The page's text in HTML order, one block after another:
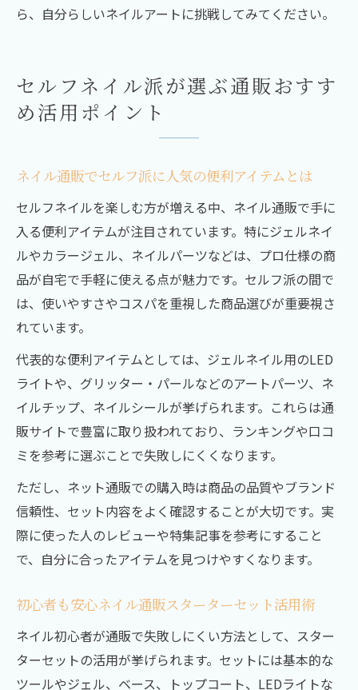
ら、自分らしいネイルアートに挑戦してみてください。
セルフネイル派が選ぶ通販おすす
め活用ポイント
ネイル通販でセルフ派に人気の便利アイテムとは
セルフネイルを楽しむ方が増える中、ネイル通販で手に
入る便利アイテムが注目されています。特にジェルネイ
ルやカラージェル、ネイルパーツなどは、プロ仕様の商
品が自宅で手軽に使える点が魅力です。セルフ派の間で
は、使いやすさやコスパを重視した商品選びが重要視さ
れています。
代表的な便利アイテムとしては、ジェルネイル用のLED
ライトや、グリッター・パールなどのアートパーツ、ネ
イルチップ、ネイルシールが挙げられます。これらは通
販サイトで豊富に取り扱われており、ランキングや口コ
ミを参考に選ぶことで失敗しにくくなります。
ただし、ネット通販での購入時は商品の品質やブランド
信頼性、セット内容をよく確認することが大切です。実
際に使った人のレビューや特集記事を参考にすること
で、自分に合ったアイテムを見つけやすくなります。
初心者も安心ネイル通販スターターセット活用術
ネイル初心者が通販で失敗しにくい方法として、スター
ターセットの活用が挙げられます。セットには基本的な
ツールやジェル、ベース、トップコート、LEDライトな